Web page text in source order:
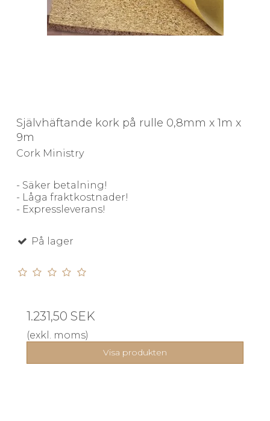
Självhäftande kork på rulle 0,8mm x 1m x
9m
Cork Ministry
- Säker betalning!
- Låga fraktkostnader!
- Expressleverans!
På lager
1.231,50 SEK
(exkl. moms)
Visa produkten